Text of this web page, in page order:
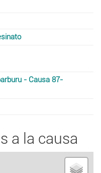
- Causa 87-
a la causa